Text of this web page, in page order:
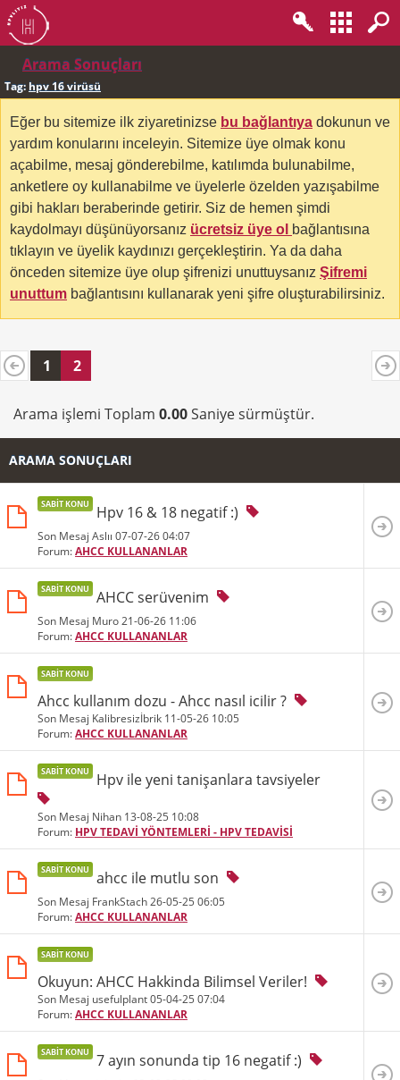
Arama Sonuçları
Tag: hpv 16 virüsü
Eğer bu sitemize ilk ziyaretinizse bu bağlantıya dokunun ve
yardım konularını inceleyin. Sitemize üye olmak konu
açabilme, mesaj gönderebilme, katılımda bulunabilme,
anketlere oy kullanabilme ve üyelerle özelden yazışabilme
gibi hakları beraberinde getirir. Siz de hemen şimdi
kaydolmayı düşünüyorsanız ücretsiz üye ol bağlantısına
tıklayın ve üyelik kaydınızı gerçekleştirin. Ya da daha
önceden sitemize üye olup şifrenizi unuttuysanız Şifremi
unuttum bağlantısını kullanarak yeni şifre oluşturabilirsiniz.
1 2
Arama işlemi Toplam 0.00Saniye sürmüştür.
ARAMA SONUÇLARI
SABIT KONU Hpv 16 & 18 negatif :)
Son Mesaj Aslıı 07-07-2604:07
Forum:AHCC KULLANANLAR
SABIT KONU AHCC serüvenim
Son Mesaj Muro 21-06-26 11:06
Forum:AHCC KULLANANLAR
SABIT KONU
Ahcc kullanım dozu - Ahcc nasıl icilir ?
Son Mesaj Kalibresizİbrik 11-05-26 10:05
Forum:AHCC KULLANANLAR
SABIT KONU Hpv ile yeni tanişanlara tavsiyeler
Son Mesaj Nihan 13-08-25 10:08
Forum: HPV TEDAVİ YÖNTEMLERİ - HPV TEDAVİSİ
SABIT KONU ahcc ile mutlu son
Son Mesaj FrankStach 26-05-25 06:05
Forum:AHCC KULLANANLAR
SABIT KONU
Okuyun: AHCC Hakkinda Bilimsel Veriler!
Son Mesaj usefulplant 05-04-25 07:04
Forum:AHCC KULLANANLAR
SABIT KONU 7 ayın sonunda tip 16 negatif :)